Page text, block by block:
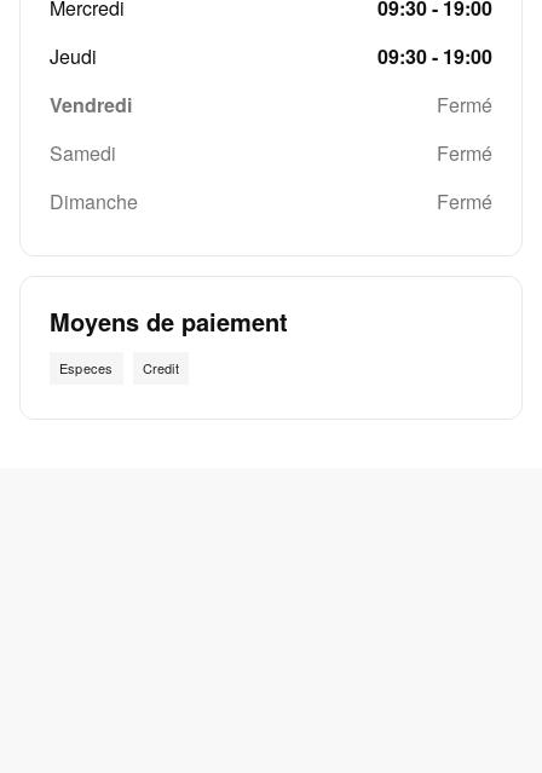
Mercredi
09:30 - 19:00
Jeudi
09:30 - 19:00
Vendredi
Fermé
Samedi
Fermé
Dimanche
Fermé
Moyens de paiement
Especes Credit